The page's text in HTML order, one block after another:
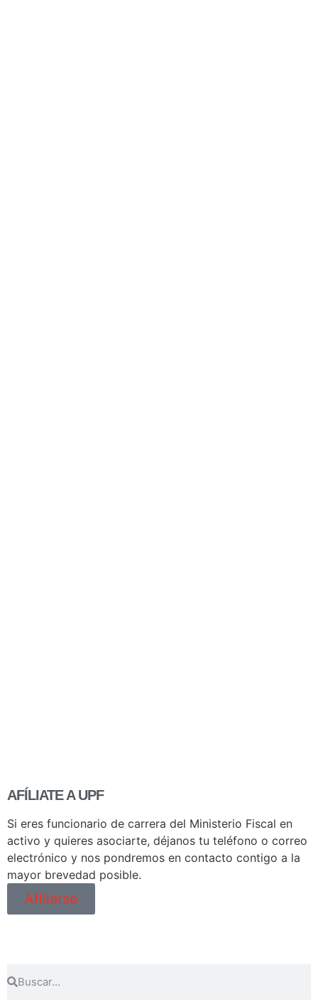
AFÍLIATE A UPF
Si eres funcionario de carrera del Ministerio Fiscal en
activo y quieres asociarte, déjanos tu teléfono o correo
electrónico y nos pondremos en contacto contigo a la
mayor brevedad posible.
Afiliarse